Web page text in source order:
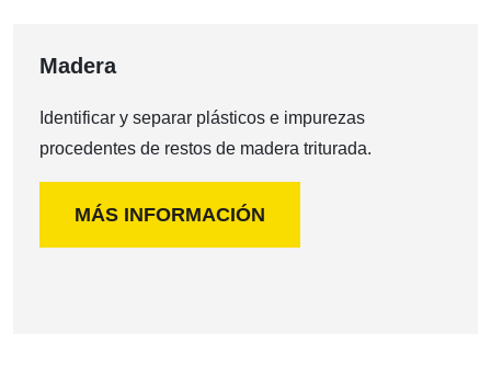
Madera
Identificar y separar plásticos e impurezas
procedentes de restos de madera triturada.
MÁS INFORMACIÓN